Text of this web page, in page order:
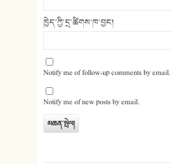
ཁྱེད་ཀྱི་དྲ་ཚིགས་ཁ་བྱང།
Notify me of follow-up comments by email.
Notify me of new posts by email.